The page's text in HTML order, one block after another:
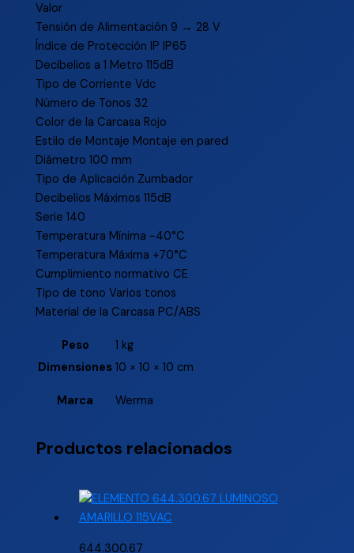
Valor
Tensión de Alimentación 9 → 28 V
Índice de Protección IP IP65
Decibelios a 1 Metro 115dB
Tipo de Corriente Vdc
Número de Tonos 32
Color de la Carcasa Rojo
Estilo de Montaje Montaje en pared
Diámetro 100 mm
Tipo de Aplicación Zumbador
Decibelios Máximos 115dB
Serie 140
Temperatura Mínima -40°C
Temperatura Máxima +70°C
Cumplimiento normativo CE
Tipo de tono Varios tonos
Material de la Carcasa PC/ABS
Peso
1 kg
Dimensiones 10 × 10 × 10 cm
Marca Werma
Productos relacionados
644.300.67